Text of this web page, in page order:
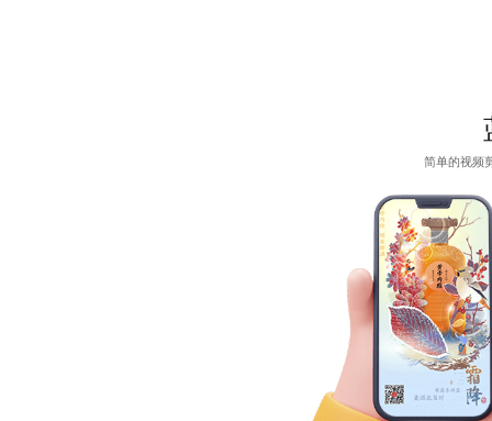
简单的视频